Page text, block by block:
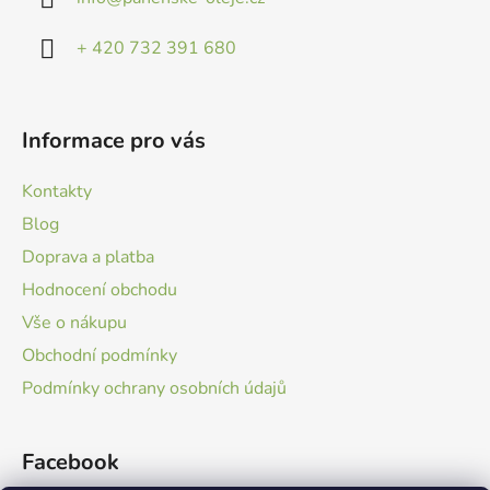
+ 420 732 391 680
Informace pro vás
Kontakty
Blog
Doprava a platba
Hodnocení obchodu
Vše o nákupu
Obchodní podmínky
Podmínky ochrany osobních údajů
Facebook